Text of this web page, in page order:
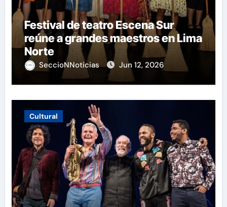
Festival de teatro Escena Sur
reúne a grandes maestros en Lima
Norte
SeccioNNoticias Jun 12, 2026
Cultural